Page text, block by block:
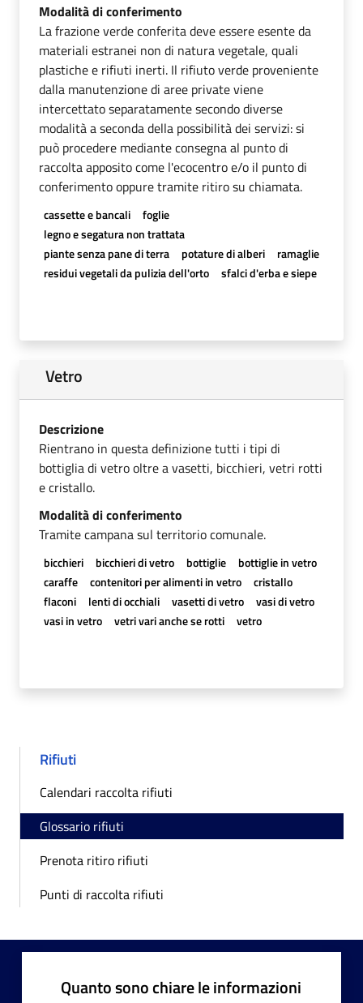
Modalità di conferimento
La frazione verde conferita deve essere esente da
materiali estranei non di natura vegetale, quali
plastiche e rifiuti inerti. Il rifiuto verde proveniente
dalla manutenzione di aree private viene
intercettato separatamente secondo diverse
modalità a seconda della possibilità dei servizi: si
può procedere mediante consegna al punto di
raccolta apposito come l'ecocentro e/o il punto di
conferimento oppure tramite ritiro su chiamata.
cassette e bancali
foglie
legno e segatura non trattata
piante senza pane di terra
potature di alberi
ramaglie
residui vegetali da pulizia dell'orto
sfalci d'erba e siepe
Vetro
Descrizione
Rientrano in questa definizione tutti i tipi di
bottiglia di vetro oltre a vasetti, bicchieri, vetri rotti
e cristallo.
Modalità di conferimento
Tramite campana sul territorio comunale.
bicchieri bicchieri di vetro bottiglie
bottiglie in vetro
caraffe
contenitori per alimenti in vetro
cristallo
flaconi
lenti di occhiali vasetti di vetro
vasi di vetro
vasi in vetro
vetri vari anche se rotti vetro
Rifiuti
Calendari raccolta rifiuti
Glossario rifiuti
Prenota ritiro rifiuti
Punti di raccolta rifiuti
Quanto sono chiare le informazioni